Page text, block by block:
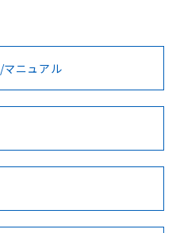
Cd Cr(VI)
BV型式承認
（フランス
KR型式
（韓国
No No
規格認証/適合状況ページへ
ページからご検索ください
ニュアル
ル酸エステル類４
了までの期間は出
することから備考
りました。
の在庫切替を完了
のことがない限
割愛しておりま